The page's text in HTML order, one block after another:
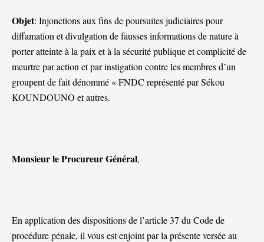
Objet: Injonctions aux fins de poursuites judiciaires pour
diffamation et divulgation de fausses informations de nature à
porter atteinte à la paix et à la sécurité publique et complicité de
meurtre par action et par instigation contre les membres d’un
groupent de fait dénommé « FNDC représenté par Sékou
KOUNDOUNO et autres.
Monsieur le Procureur Général,
En application des dispositions de l’article 37 du Code de
procédure pénale, il vous est enjoint par la présente versée au